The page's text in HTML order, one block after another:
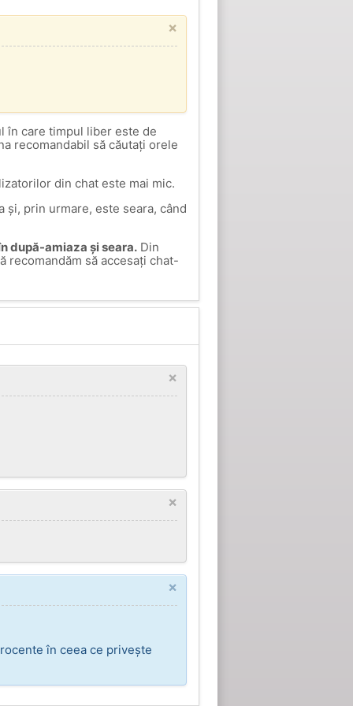
×
în care timpul liber este de
recomandabil să căutați orele
din chat este mai mic.
prin urmare, este seara, când
după-amiaza și seara.Din
recomandăm să accesați chat-
×
×
×
în ceea ce privește